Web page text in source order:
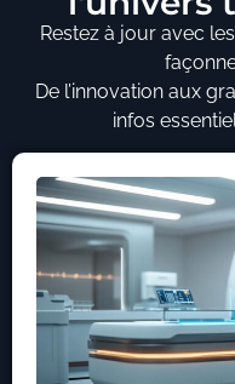
Restez à jour avec
De l’innovation aux
infos